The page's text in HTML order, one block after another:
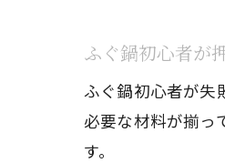
ふぐ鍋初心者が
ふぐ鍋初心者が失
必要な材料が揃っ
す。